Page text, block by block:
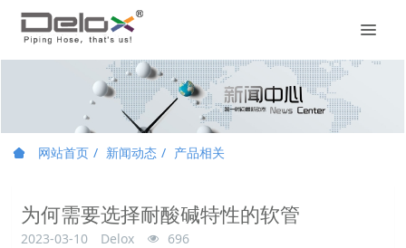
网站首页 新闻动态 产品相关
为何需要选择耐酸碱特性的软管
2023-03-10 Delox 696